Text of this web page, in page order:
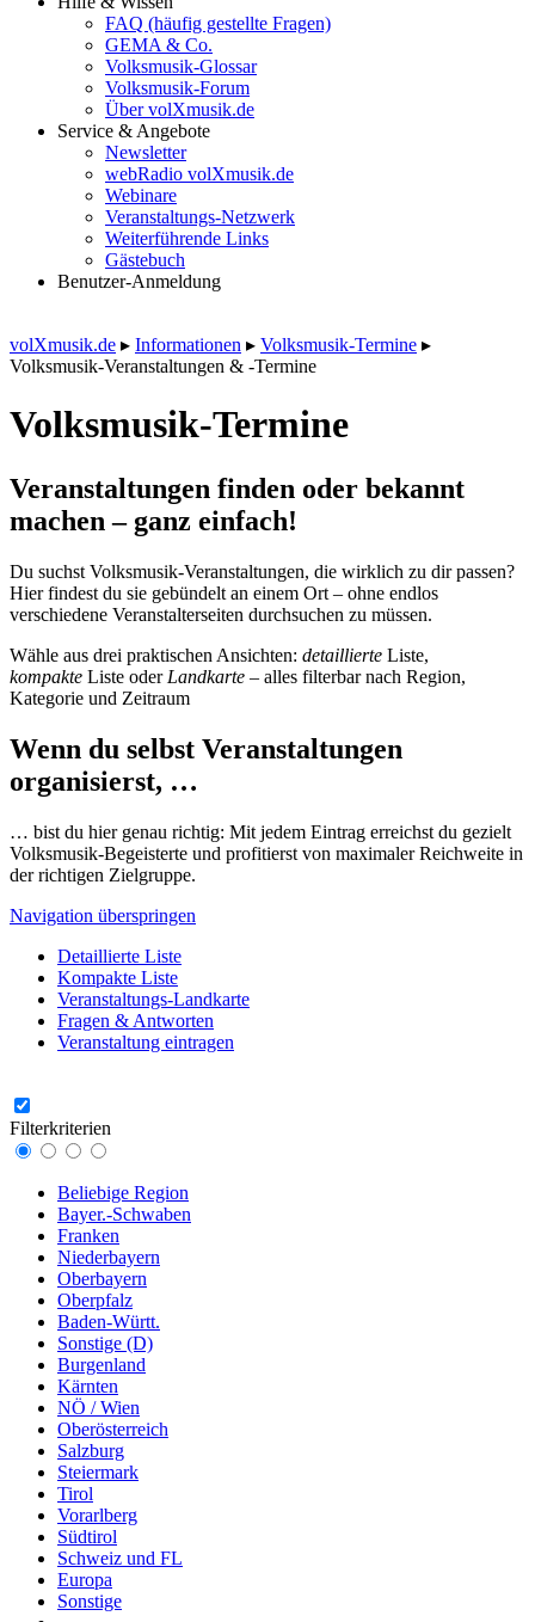
FAQ (häufig gestellte Fragen)
GEMA & Co.
Volksmusik-Glossar
Volksmusik-Forum
Über volXmusik.de
Service & Angebote
Newsletter
webRadio volXmusik.de
Webinare
Veranstaltungs-Netzwerk
Weiterführende Links
Gästebuch
Benutzer-Anmeldung
volXmusik.de ▸ Informationen ▸ Volksmusik-Termine ▸
Volksmusik-Veranstaltungen & -Termine
Volksmusik-Termine
Veranstaltungen finden oder bekannt
machen – ganz einfach!
Du suchst Volksmusik-Veranstaltungen, die wirklich zu dir passen?
Hier findest du sie gebündelt an einem Ort – ohne endlos
verschiedene Veranstalterseiten durchsuchen zu müssen.
Wähle aus drei praktischen Ansichten: detaillierte Liste,
kompakte Liste oder Landkarte – alles filterbar nach Region,
Kategorie und Zeitraum
Wenn du selbst Veranstaltungen
organisierst, …
… bist du hier genau richtig: Mit jedem Eintrag erreichst du gezielt
Volksmusik-Begeisterte und profitierst von maximaler Reichweite in
der richtigen Zielgruppe.
Navigation überspringen
Detaillierte Liste
Kompakte Liste
Veranstaltungs-Landkarte
Fragen & Antworten
Veranstaltung eintragen
Filterkriterien
Beliebige Region
Bayer.-Schwaben
Franken
Niederbayern
Oberbayern
Oberpfalz
Baden-Württ.
Sonstige (D)
Burgenland
Kärnten
NÖ / Wien
Oberösterreich
Salzburg
Steiermark
Tirol
Vorarlberg
Südtirol
Schweiz und FL
Europa
Sonstige